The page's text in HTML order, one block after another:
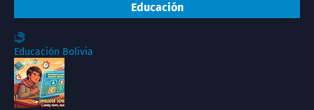
Educación
Educación Bolivia